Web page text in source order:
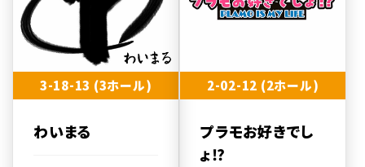
3-18-13 (3ホール)
わいまる
2-02-12 (2ホール)
プラモお好きでし
ょ⁉